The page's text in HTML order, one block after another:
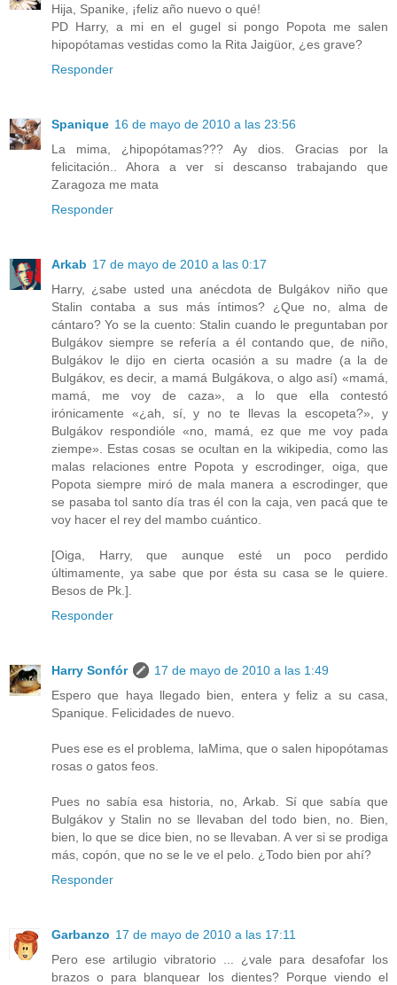
Hija, Spanike, ¡feliz año nuevo o qué!
PD Harry, a mi en el gugel si pongo Popota me salen
hipopótamas vestidas como la Rita Jaigüor, ¿es grave?
Responder
Spanique 16 de mayo de 2010 a las 23:56
La mima, ¿hipopótamas??? Ay dios. Gracias por la
felicitación.. Ahora a ver si descanso trabajando que
Zaragoza me mata
Responder
Arkab 17 de mayo de 2010 a las 0:17
Harry, ¿sabe usted una anécdota de Bulgákov niño que
Stalin contaba a sus más íntimos? ¿Que no, alma de
cántaro? Yo se la cuento: Stalin cuando le preguntaban por
Bulgákov siempre se refería a él contando que, de niño,
Bulgákov le dijo en cierta ocasión a su madre (a la de
Bulgákov, es decir, a mamá Bulgákova, o algo así) «mamá,
mamá, me voy de caza», a lo que ella contestó
irónicamente «¿ah, sí, y no te llevas la escopeta?», y
Bulgákov respondióle «no, mamá, ez que me voy pada
ziempe». Estas cosas se ocultan en la wikipedia, como las
malas relaciones entre Popota y escrodinger, oiga, que
Popota siempre miró de mala manera a escrodinger, que
se pasaba tol santo día tras él con la caja, ven pacá que te
voy hacer el rey del mambo cuántico.
[Oiga, Harry, que aunque esté un poco perdido
últimamente, ya sabe que por ésta su casa se le quiere.
Besos de Pk.].
Responder
Harry Sonfór
17 de mayo de 2010 a las 1:49
Espero que haya llegado bien, entera y feliz a su casa,
Spanique. Felicidades de nuevo.
Pues ese es el problema, laMima, que o salen hipopótamas
rosas o gatos feos.
Pues no sabía esa historia, no, Arkab. Sí que sabía que
Bulgákov y Stalin no se llevaban del todo bien, no. Bien,
bien, lo que se dice bien, no se llevaban. A ver si se prodiga
más, copón, que no se le ve el pelo. ¿Todo bien por ahí?
Responder
Garbanzo 17 de mayo de 2010 a las 17:11
Pero ese artilugio vibratorio ... ¿vale para desafofar los
brazos o para blanquear los dientes? Porque viendo el